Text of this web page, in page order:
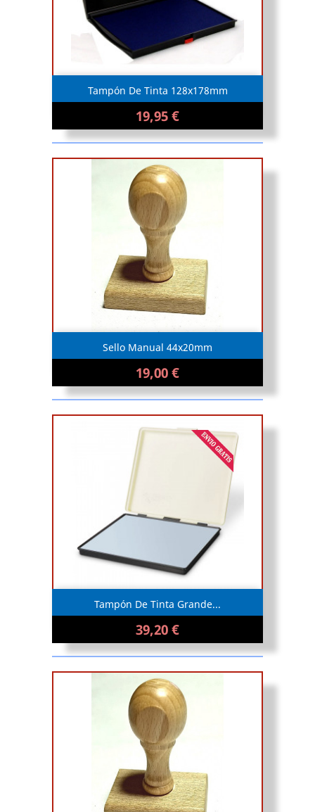
Tampón De Tinta 128x178mm
19,95 €
Sello Manual 44x20mm
19,00 €
Tampón De Tinta Grande...
39,20 €